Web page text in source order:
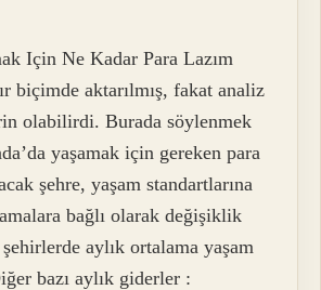
Için Ne Kadar Para Lazım
biçimde aktarılmış, fakat analiz
olabilirdi. Burada söylenmek
yaşamak için gereken para
şehre, yaşam standartlarına
bağlı olarak değişiklik
aylık ortalama yaşam
bazı aylık giderler :